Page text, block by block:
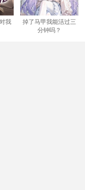
我
掉了马甲我能活过三
分钟吗？